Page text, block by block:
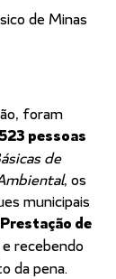
de Minas
foram
pessoas
de
, os
municipais
Prestação de
e recebendo
da pena.